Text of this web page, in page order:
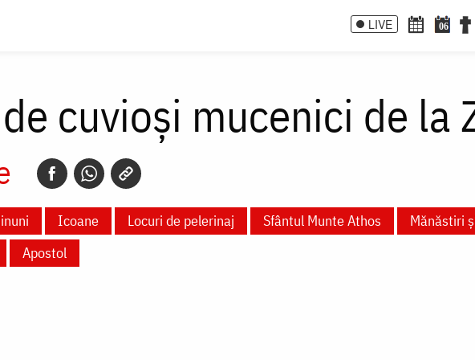
LIVE 06
cuvioşi mucenici de la
Icoane Locuri de pelerinaj Sfântul Munte Athos Mănăstiri
Apostol